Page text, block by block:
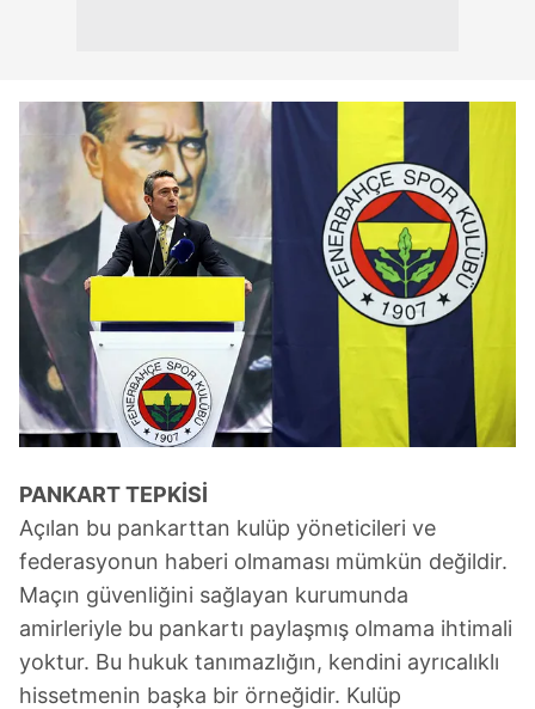
PANKART TEPKİSİ
Açılan bu pankarttan kulüp yöneticileri ve
federasyonun haberi olmaması mümkün değildir.
Maçın güvenliğini sağlayan kurumunda
amirleriyle bu pankartı paylaşmış olmama ihtimali
yoktur. Bu hukuk tanımazlığın, kendini ayrıcalıklı
hissetmenin başka bir örneğidir. Kulüp